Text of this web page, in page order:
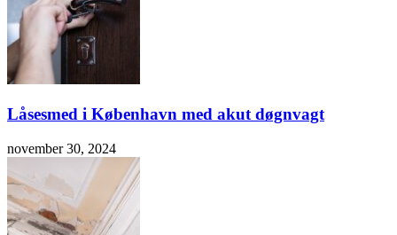
Låsesmed i København med akut døgnvagt
november 30, 2024